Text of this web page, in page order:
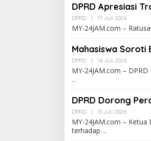
DPRD Apresiasi
DPRD 17 Juli 2026
MY-24JAM.com –
Mahasiswa Soroti
DPRD 14 Juli 2026
MY-24JAM.com –
DPRD Dorong
DPRD 13 Juli 2026
MY-24JAM.com –
terhadap